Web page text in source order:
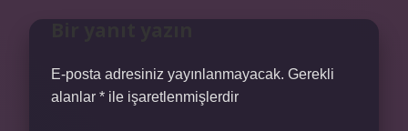
E-posta adresiniz yayınlanmayacak. Gerekli
alanlar * ile işaretlenmişlerdir